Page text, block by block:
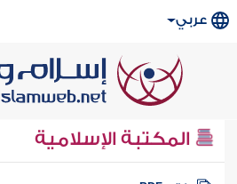
عربي
المكتبة الإسلامية